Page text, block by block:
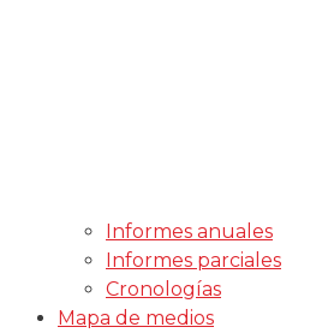
Informes anuales
Informes parciales
Cronologías
Mapa de medios